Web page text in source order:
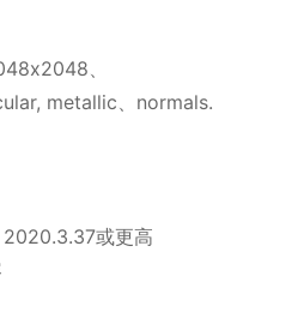
、
metallic、normals.
或更高